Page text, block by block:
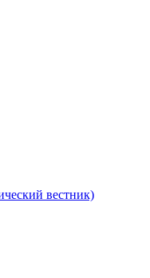
вестник)